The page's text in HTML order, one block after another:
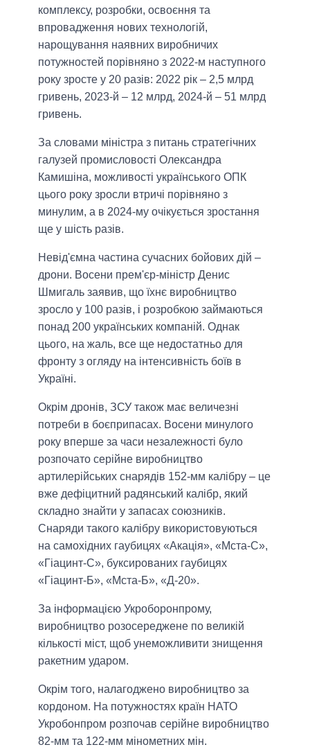
комплексу, розробки, освоєння та
впровадження нових технологій,
нарощування наявних виробничих
потужностей порівняно з 2022-м наступного
року зросте у 20 разів: 2022 рік – 2,5 млрд
гривень, 2023-й – 12 млрд, 2024-й – 51 млрд
гривень.
За словами міністра з питань стратегічних
галузей промисловості Олександра
Камишіна, можливості українського ОПК
цього року зросли втричі порівняно з
минулим, а в 2024-му очікується зростання
ще у шість разів.
Невід'ємна частина сучасних бойових дій –
дрони. Восени прем'єр-міністр Денис
Шмигаль заявив, що їхнє виробництво
зросло у 100 разів, і розробкою займаються
понад 200 українських компаній. Однак
цього, на жаль, все ще недостатньо для
фронту з огляду на інтенсивність боїв в
Україні.
Окрім дронів, ЗСУ також має величезні
потреби в боєприпасах. Восени минулого
року вперше за часи незалежності було
розпочато серійне виробництво
артилерійських снарядів 152-мм калібру – це
вже дефіцитний радянський калібр, який
складно знайти у запасах союзників.
Снаряди такого калібру використовуються
на самохідних гаубицях «Акація», «Мста-С»,
«Гіацинт-С», буксированих гаубицях
«Гіацинт-Б», «Мста-Б», «Д-20».
За інформацією Укроборонпрому,
виробництво розосереджене по великій
кількості міст, щоб унеможливити знищення
ракетним ударом.
Окрім того, налагоджено виробництво за
кордоном. На потужностях країн НАТО
Укробонпром розпочав серійне виробництво
82-мм та 122-мм мінометних мін.